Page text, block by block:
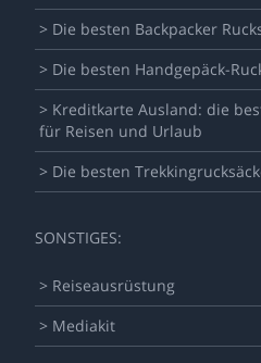
> Die besten Backpacker
> Die besten Handgepäck-
> Kreditkarte Ausland: die
für Reisen und Urlaub
> Die besten
SONSTIGES:
> Reiseausrüstung
> Mediakit